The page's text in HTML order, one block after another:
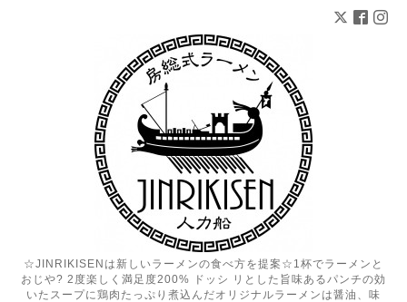
☆JINRIKISENは新しいラーメンの食べ方を提案☆1杯でラーメンと
おじや? 2度楽しく満足度200% ドッシ リとした旨味あるパンチの効
いたスープに鶏肉たっぷり煮込んだオリジナルラーメンは醤油、味